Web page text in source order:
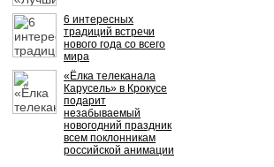
6 интересных
традиций встречи
нового года со всего
мира
«Ёлка телеканала
Карусель» в Крокусе
подарит
незабываемый
новогодний праздник
всем поклонникам
российской анимации